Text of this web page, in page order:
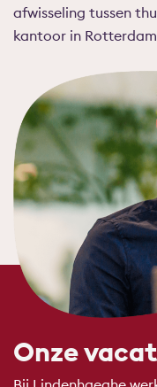
afwisseling tussen
kantoor in
Onze